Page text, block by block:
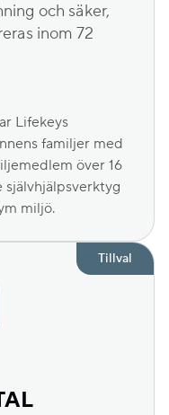
och säker,
inom 72
Lifekeys
familjer med
över 16
självhjälpsverktyg
miljö.
Tillval